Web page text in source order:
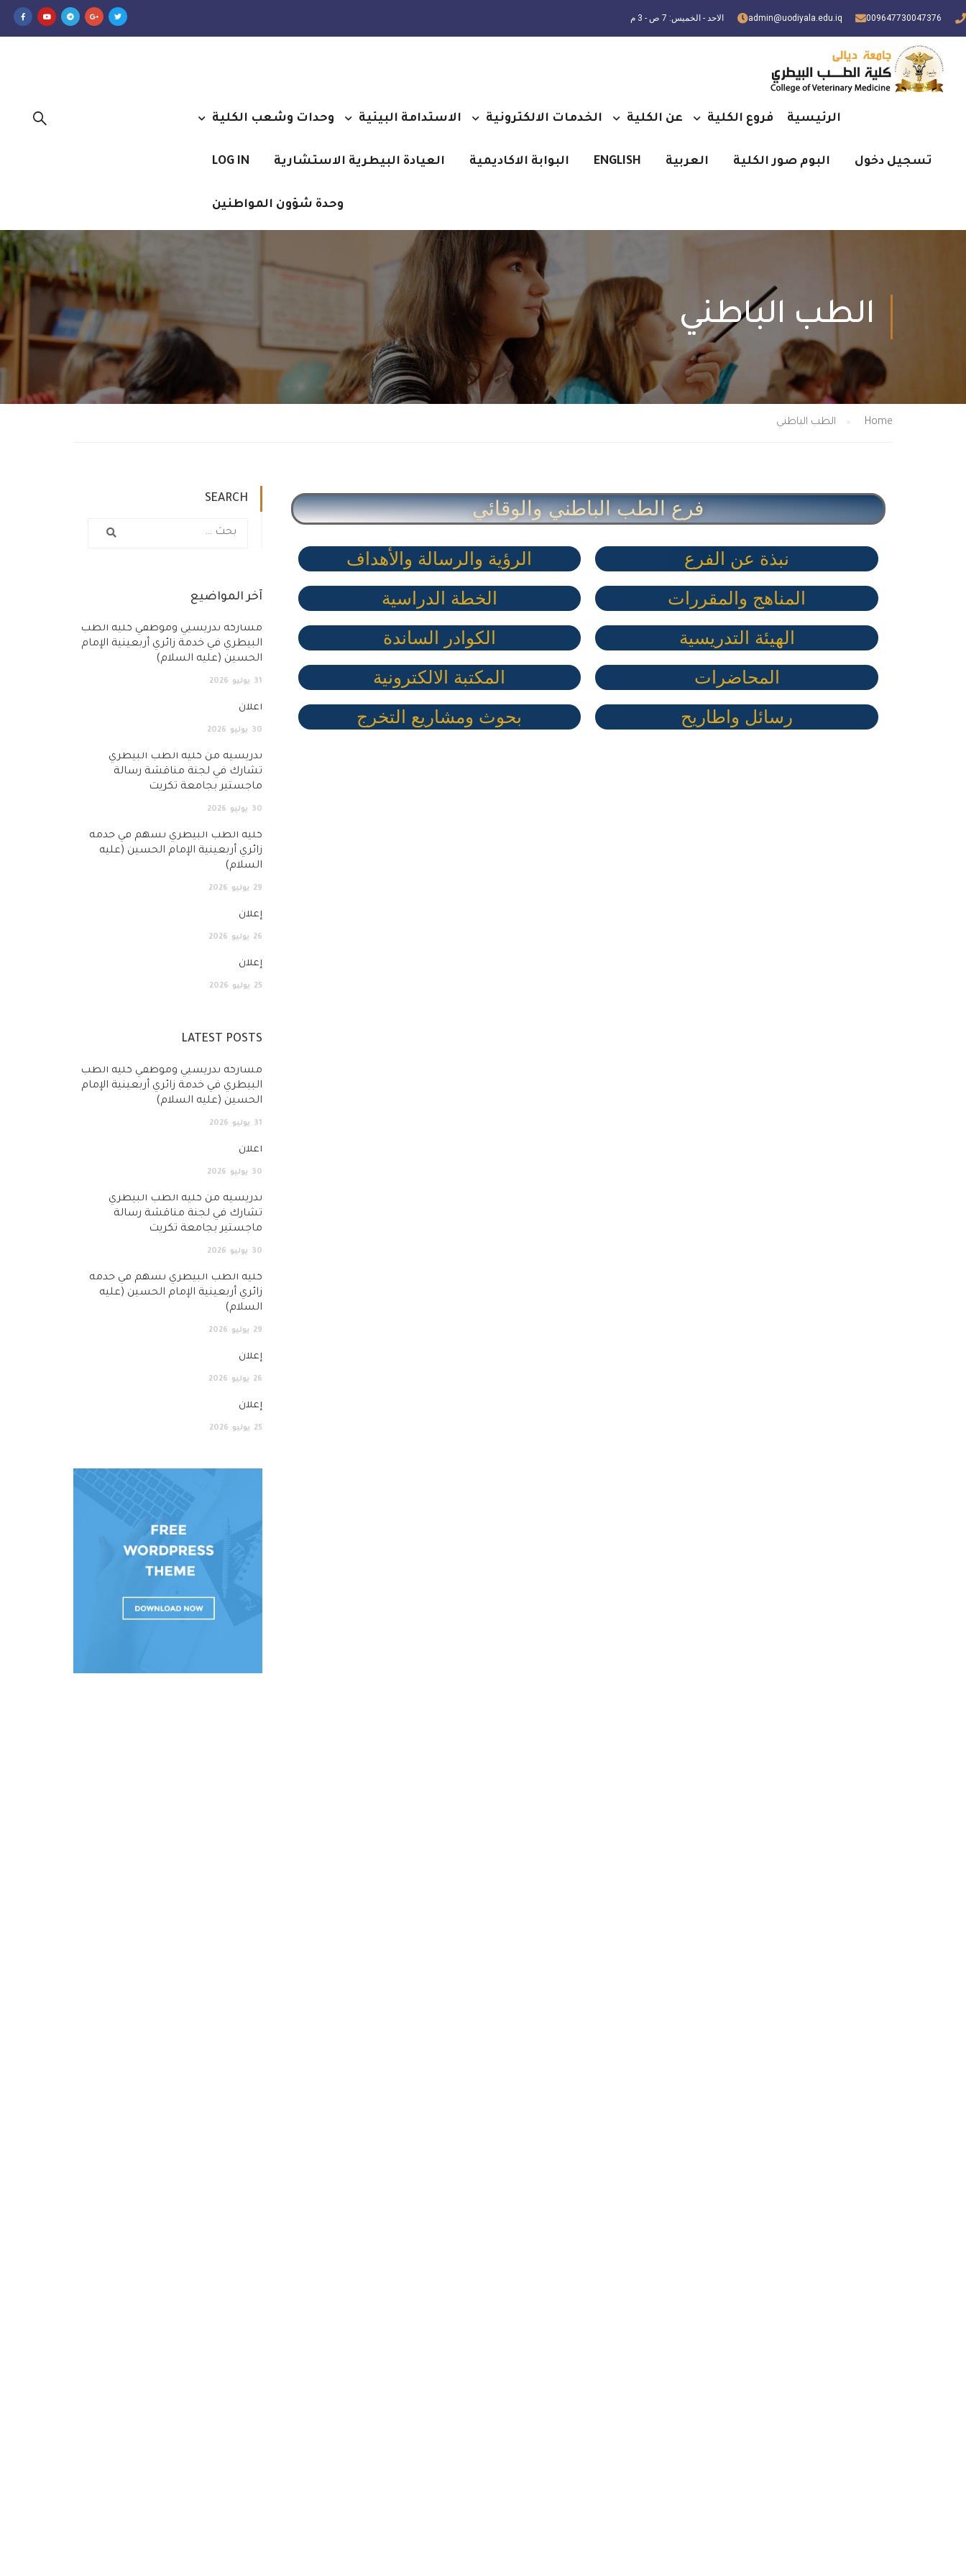
009647730047376
admin@uodiyala.edu.iq الاحد - الخميس: 7 ص - 3 م
الرئيسية فروع الكلية عن الكلية الخدمات الالكترونية الاستدامة البيئية وحدات وشعب الكلية
تسجيل دخول البوم صور الكلية العربية ENGLISH البوابة الاكاديمية العيادة البيطرية الاستشارية LOG IN
وحدة شؤون المواطنين
الطب الباطني
Home الطب الباطني
فرع الطب الباطني والوقائي
نبذة عن الفرع
الرؤية والرسالة والأهداف
المناهج والمقررات
الخطة الدراسية
الهيئة التدريسية
الكوادر الساندة
المحاضرات
المكتبة الالكترونية
رسائل واطاريح
بحوث ومشاريع التخرج
SEARCH
آخر المواضيع
مشاركة تدريسيي وموظفي كلية الطب
البيطري في خدمة زائري أربعينية الإمام
الحسين (عليه السلام)
31 يوليو 2026
اعلان
30 يوليو 2026
تدريسية من كلية الطب البيطري
تشارك في لجنة مناقشة رسالة
ماجستير بجامعة تكريت
30 يوليو 2026
كلية الطب البيطري تسهم في خدمة
زائري أربعينية الإمام الحسين (عليه
السلام)
29 يوليو 2026
إعلان
26 يوليو 2026
إعلان
25 يوليو 2026
LATEST POSTS
مشاركة تدريسيي وموظفي كلية الطب
البيطري في خدمة زائري أربعينية الإمام
الحسين (عليه السلام)
31 يوليو 2026
اعلان
30 يوليو 2026
تدريسية من كلية الطب البيطري
تشارك في لجنة مناقشة رسالة
ماجستير بجامعة تكريت
30 يوليو 2026
كلية الطب البيطري تسهم في خدمة
زائري أربعينية الإمام الحسين (عليه
السلام)
29 يوليو 2026
إعلان
26 يوليو 2026
إعلان
25 يوليو 2026